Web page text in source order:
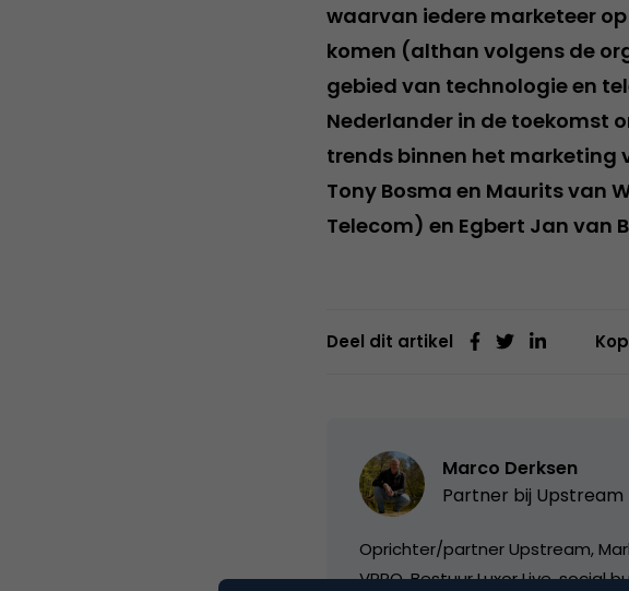
waarvan iedere marketeer
komen (althan volgens de
gebied van technologie en
Nederlander in de toekomst
trends binnen het marketing
Tony Bosma en Maurits van
Telecom) en Egbert Jan van
Deel dit artikel
Marco Derksen
Partner bij Upstream
Oprichter/partner Upstream,
VPRO, Bestuur Luxor Live,